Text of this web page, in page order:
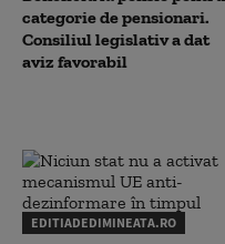
categorie de pensionari.
Consiliul legislativ a dat
aviz favorabil
EDITIADEDIMINEATA.RO